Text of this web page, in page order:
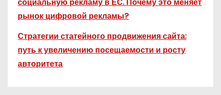
рынок цифровой рекламы?
Стратегии статейного продвижения сайта:
путь к увеличению посещаемости и росту
авторитета